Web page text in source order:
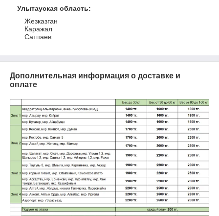
Улытауская область:
Жезказган
Каражал
Сатпаев
Дополнительная информация о доставке и
оплате